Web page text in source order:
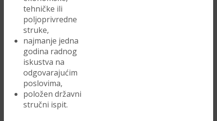
tehničke ili
poljoprivredne
struke,
najmanje jedna
godina radnog
iskustva na
odgovarajućim
poslovima,
položen državni
stručni ispit.